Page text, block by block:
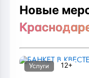
Новые
Услуги 12+